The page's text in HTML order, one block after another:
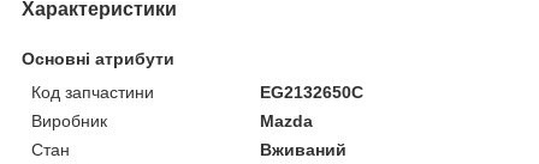
Характеристики
Основні атрибути
Код запчастини
EG2132650C
Виробник
Mazda
Стан
Вживаний